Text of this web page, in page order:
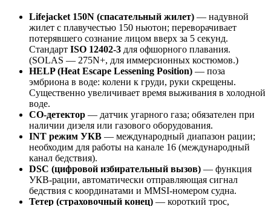
Lifejacket 150N (спасательный жилет) — надувной
жилет с плавучестью 150 ньютон; переворачивает
потерявшего сознание лицом вверх за 5 секунд.
Стандарт ISO 12402-3 для офшорного плавания.
(SOLAS — 275N+, для иммерсионных костюмов.)
HELP (Heat Escape Lessening Position) — поза
эмбриона в воде: колени к груди, руки скрещены.
Существенно увеличивает время выживания в холодной
воде.
CO-детектор — датчик угарного газа; обязателен при
наличии дизеля или газового оборудования.
INT режим УКВ — международный диапазон рации;
необходим для работы на канале 16 (международный
канал бедствия).
DSC (цифровой избирательный вызов) — функция
УКВ-рации, автоматически отправляющая сигнал
бедствия с координатами и MMSI-номером судна.
Тетер (страховочный конец) — короткий трос,